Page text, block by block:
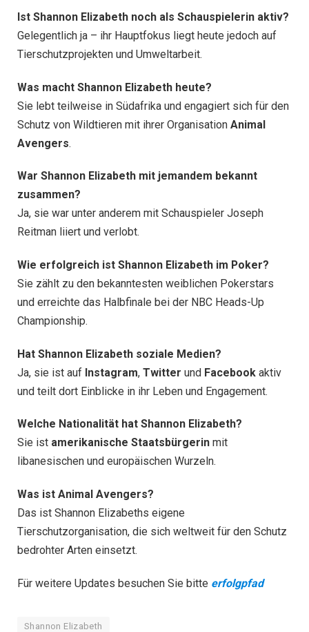
Ist Shannon Elizabeth noch als Schauspielerin aktiv?
Gelegentlich ja – ihr Hauptfokus liegt heute jedoch auf
Tierschutzprojekten und Umweltarbeit.
Was macht Shannon Elizabeth heute?
Sie lebt teilweise in Südafrika und engagiert sich für den
Schutz von Wildtieren mit ihrer Organisation Animal
Avengers.
War Shannon Elizabeth mit jemandem bekannt
zusammen?
Ja, sie war unter anderem mit Schauspieler Joseph
Reitman liiert und verlobt.
Wie erfolgreich ist Shannon Elizabeth im Poker?
Sie zählt zu den bekanntesten weiblichen Pokerstars
und erreichte das Halbfinale bei der NBC Heads-Up
Championship.
Hat Shannon Elizabeth soziale Medien?
Ja, sie ist auf Instagram, Twitter und Facebook aktiv
und teilt dort Einblicke in ihr Leben und Engagement.
Welche Nationalität hat Shannon Elizabeth?
Sie ist amerikanische Staatsbürgerin mit
libanesischen und europäischen Wurzeln.
Was ist Animal Avengers?
Das ist Shannon Elizabeths eigene
Tierschutzorganisation, die sich weltweit für den Schutz
bedrohter Arten einsetzt.
Für weitere Updates besuchen Sie bitte erfolgpfad
Shannon Elizabeth